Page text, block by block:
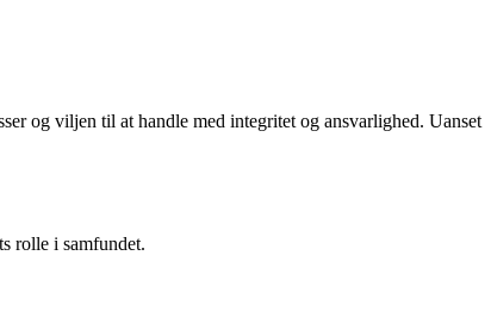
og viljen til at handle med integritet og ansvarlighed. Uanset
rolle i samfundet.